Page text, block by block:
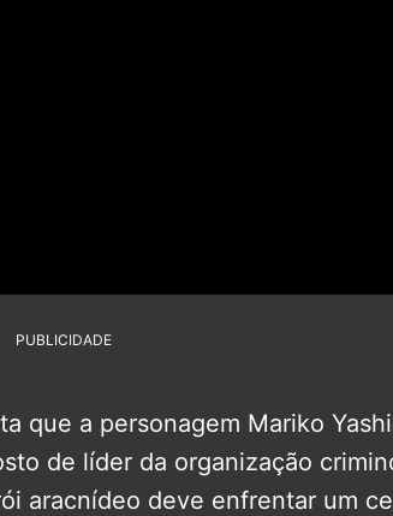
PUBLICIDADE
que a personagem Mariko
de líder da organização
aracnídeo deve enfrentar um